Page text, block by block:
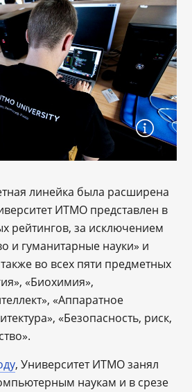
линейка была расширена
ИТМО представлен в
рейтингов, за исключением
и гуманитарные науки» и
во всех пяти предметных
«Биохимия»,
«Аппаратное
«Безопасность, риск,
, Университет ИТМО занял
наукам и в срезе